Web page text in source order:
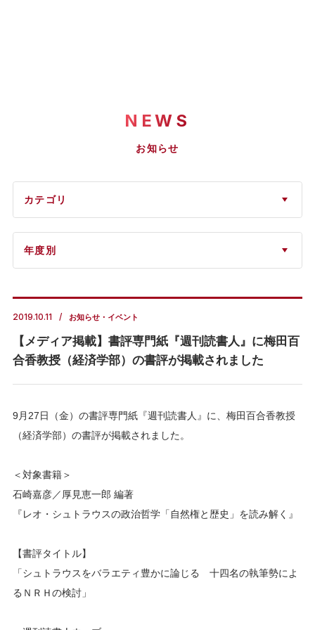
NEWS
お知らせ
2019.10.11 お知らせ・イベント
【メディア掲載】書評専門紙『週刊読書人』に梅田百
合香教授（経済学部）の書評が掲載されました
9月27日（金）の書評専門紙『週刊読書人』に、梅田百合香教授
（経済学部）の書評が掲載されました。
＜対象書籍＞
石崎嘉彦／厚見恵一郎 編著
『レオ・シュトラウスの政治哲学「自然権と歴史」を読み解く』
【書評タイトル】
「シュトラウスをバラエティ豊かに論じる 十四名の執筆勢によ
るＮＲＨの検討」
カテゴリ
年度別